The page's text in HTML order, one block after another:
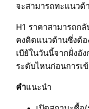
จะสามารถทะแนวต้
H1 ราคาสามารถก
คงติดแนวต้านซึ่งต้
เบีย้ในวันนี้จากฝั่งอั
ระดับไหนก่อนการเ
คำแนะนำ